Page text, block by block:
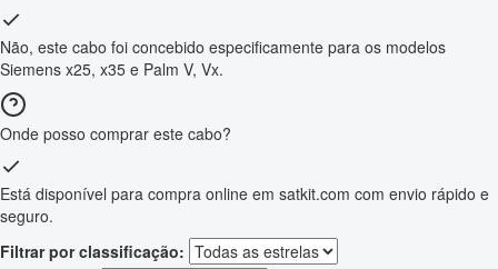
Não, este cabo foi concebido especificamente para os modelos
Siemens x25, x35 e Palm V, Vx.
Onde posso comprar este cabo?
Está disponível para compra online em satkit.com com envio rápido e
seguro.
Filtrar por classificação: